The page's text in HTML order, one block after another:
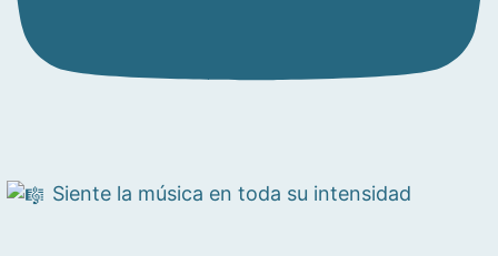
Siente la música en toda su intensidad